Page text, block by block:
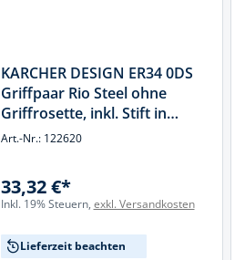
KARCHER DESIGN ER34 0DS
Griffpaar Rio Steel ohne
Griffrosette, inkl. Stift in
Edelstahl matt, Edelstahl
Art.-Nr.: 122620
33,32 €*
Inkl. 19% Steuern, exkl. Versandkosten
Lieferzeit beachten